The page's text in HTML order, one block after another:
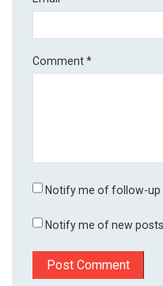
Comment*
Notify me of follow-up
Notify me of new